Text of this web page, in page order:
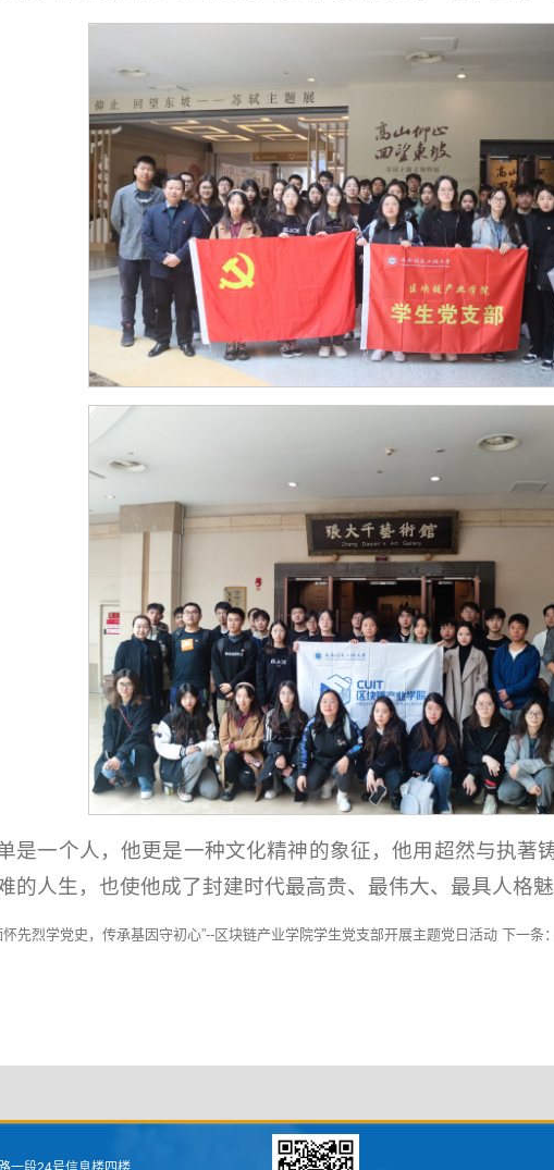
是一个人，他更是一种文化精神的象征，他用超然与执著
的人生，也使他成了封建时代最高贵、最伟大、最具人格魅
怀先烈学党史，传承基因守初心”--区块链产业学院学生党支部开展主题党日活动 下一条：